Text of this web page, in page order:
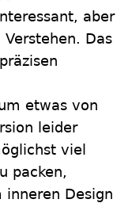
aber
Das
etwas von
leider
viel
packen,
Design